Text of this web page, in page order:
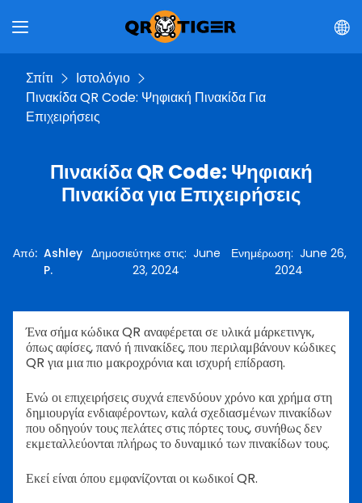
Σπίτι
Ιστολόγιο
Πινακίδα QR Code: Ψηφιακή Πινακίδα Για
Επιχειρήσεις
Πινακίδα QR Code: Ψηφιακή
Πινακίδα για Επιχειρήσεις
Από: Ashley
P.
Δημοσιεύτηκε στις: June
23, 2024
Ενημέρωση:June 26,
2024
Ένα σήμα κώδικα QR αναφέρεται σε υλικά μάρκετινγκ,
όπως αφίσες, πανό ή πινακίδες, που περιλαμβάνουν κώδικες
QR για μια πιο μακροχρόνια και ισχυρή επίδραση.
Ενώ οι επιχειρήσεις συχνά επενδύουν χρόνο και χρήμα στη
δημιουργία ενδιαφέροντων, καλά σχεδιασμένων πινακίδων
που οδηγούν τους πελάτες στις πόρτες τους, συνήθως δεν
εκμεταλλεύονται πλήρως το δυναμικό των πινακίδων τους.
Εκεί είναι όπου εμφανίζονται οι κωδικοί QR.